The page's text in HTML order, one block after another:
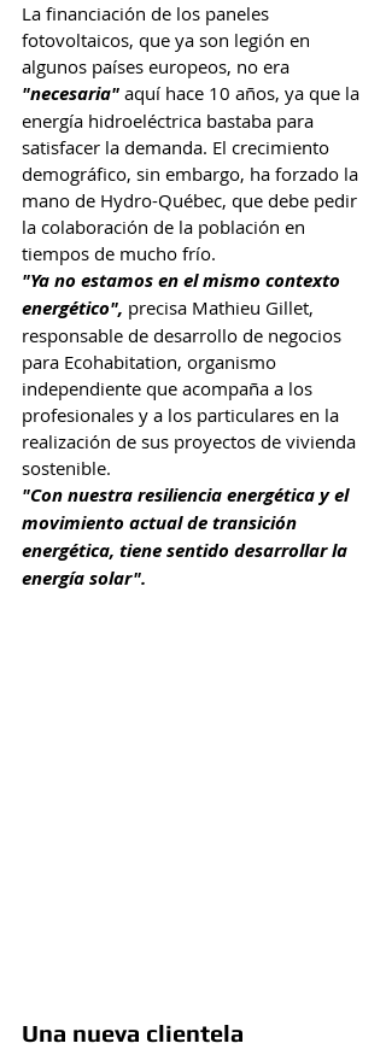
La financiación de los paneles
fotovoltaicos, que ya son legión en
algunos países europeos, no era
"necesaria" aquí hace 10 años, ya que la
energía hidroeléctrica bastaba para
satisfacer la demanda. El crecimiento
demográfico, sin embargo, ha forzado la
mano de Hydro-Québec, que debe pedir
la colaboración de la población en
tiempos de mucho frío.
"Ya no estamos en el mismo contexto
energético", precisa Mathieu Gillet,
responsable de desarrollo de negocios
para Ecohabitation, organismo
independiente que acompaña a los
profesionales y a los particulares en la
realización de sus proyectos de vivienda
sostenible.
"Con nuestra resiliencia energética y el
movimiento actual de transición
energética, tiene sentido desarrollar la
energía solar".
Una nueva clientela